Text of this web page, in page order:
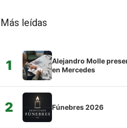
Más leídas
1
Alejandro Molle
en Mercedes
2 Fúnebres 2026